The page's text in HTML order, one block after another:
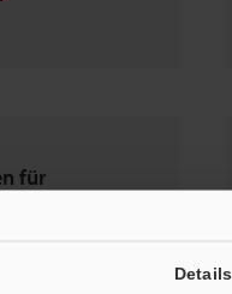
Details
für